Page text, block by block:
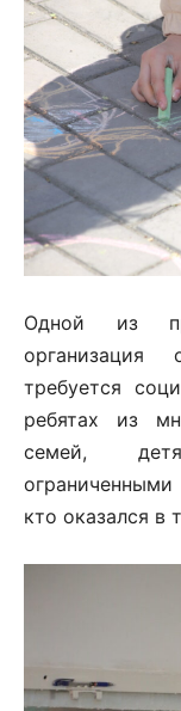
Одной из
требуется
ребятах из
семей,
кто оказался в